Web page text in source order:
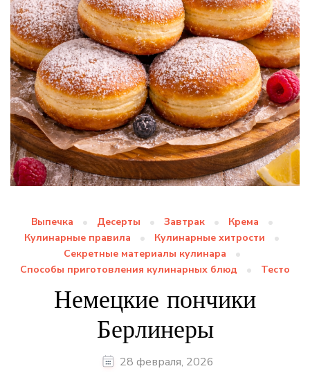
Выпечка Десерты Завтрак
Крема
Кулинарные правила
Кулинарные хитрости
Секретные материалы кулинара
Способы приготовления кулинарных блюд
Тесто
Немецкие пончики
Берлинеры
28 февраля, 2026